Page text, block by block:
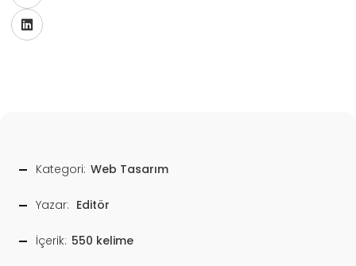
Kategori: Web Tasarım
Yazar: Editör
İçerik: 550 kelime